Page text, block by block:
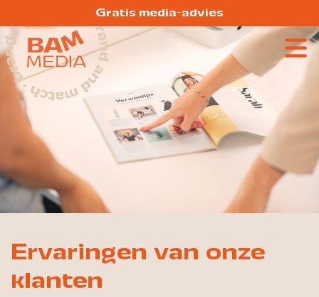
Gratis media-advies
Ervaringen van onze
klanten